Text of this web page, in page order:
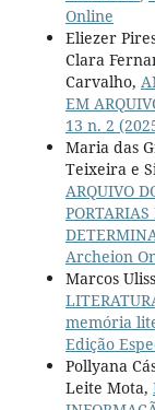
Online
Eliezer
Clara
Carvalho,
EM
13 n. 2
Maria das
Teixeira e
ARQUIVO
Archeion
Marcos
memória
Edição
Pollyana
Leite Mota,